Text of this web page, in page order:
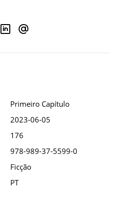
LinkedInEmail
Primeiro Capítulo
2023-06-05
176
978-989-37-5599-0
Ficção
PT